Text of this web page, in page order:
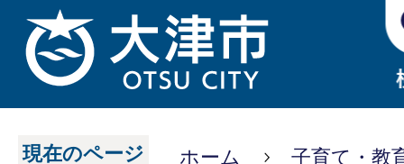
現在のページ ホーム
子育て・教